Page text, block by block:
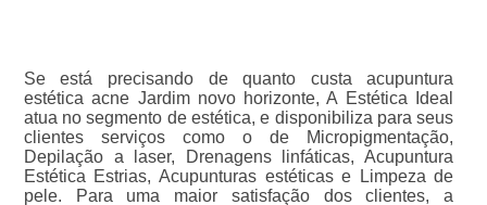
Se está precisando de quanto custa acupuntura
estética acne Jardim novo horizonte, A Estética Ideal
atua no segmento de estética, e disponibiliza para seus
clientes serviços como o de Micropigmentação,
Depilação a laser, Drenagens linfáticas, Acupuntura
Estética Estrias, Acupunturas estéticas e Limpeza de
pele. Para uma maior satisfação dos clientes, a